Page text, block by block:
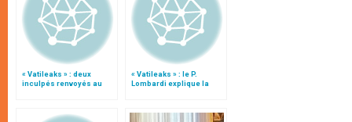
« Vatileaks » : deux
inculpés renvoyés au
« Vatileaks » : le P.
Lombardi explique la